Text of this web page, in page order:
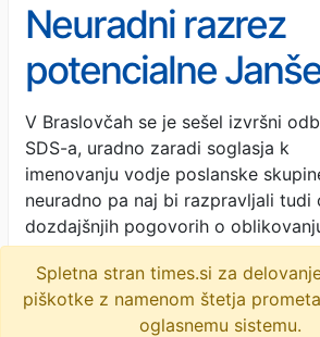
Neuradni razrez
potencialne
vlade: 8 ministrov
NSi-jevemu
Demokratom
V Braslovčah se je sešel izvršni
SDS-a, uradno zaradi soglasja k
imenovanju vodje poslanske
neuradno pa naj bi razpravljali tudi
dozdajšnjih pogovorih o
Predsednik …
RTV Slovenija · 3M
slovenska politika sds
Spletna stran times.si za
piškotke z namenom štetja
oglasnemu sistemu.